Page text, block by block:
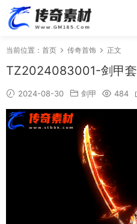
当前位置： 首页 传奇首饰 正文
TZ2024083001-剑甲套
2024-08-30 剑甲 484